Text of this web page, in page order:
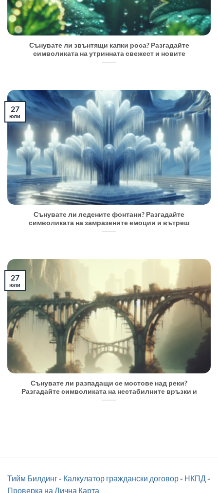
Сънувате ли звънтящи капки роса? Разгадайте
символиката на утринната свежест и новите
Сънувате ли ледените фонтани? Разгадайте
символиката на замразените емоции и вътреш
27
юли
Сънувате ли разпадащи се мостове над реки?
Разгадайте символиката на нестабилните връзки и
27
юли
Тийм Билдинг- Калкулатор граждански договор- НКПД-
Проверка на Лична Карта